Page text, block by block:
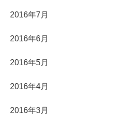
2016年7月
2016年6月
2016年5月
2016年4月
2016年3月